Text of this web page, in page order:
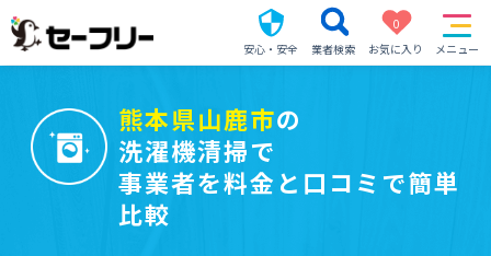
安心・安全 業者検索
0
お気に入り
メニュー
熊本県山鹿市の
洗濯機清掃で
事業者を料金と口コミで簡単
比較